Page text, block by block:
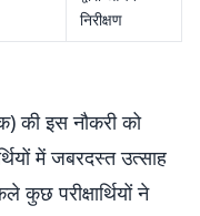
निरीक्षण
की इस नौकरी को
में जबरदस्त उत्साह
कुछ परीक्षार्थियों ने